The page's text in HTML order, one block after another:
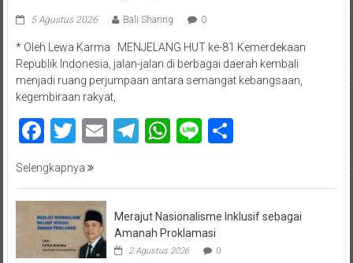
5 Agustus 2026 Bali Sharing 0
* Oleh Lewa Karma MENJELANG HUT ke-81 Kemerdekaan
Republik Indonesia, jalan-jalan di berbagai daerah kembali
menjadi ruang perjumpaan antara semangat kebangsaan,
kegembiraan rakyat,
Facebook
Twitter
EmailTelegram
WhatsApp
Line
Selengkapnya
Merajut Nasionalisme Inklusif sebagai
Amanah Proklamasi
2 Agustus 2026 0